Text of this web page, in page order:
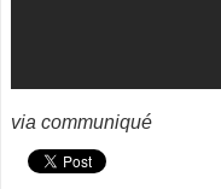
via communiqué